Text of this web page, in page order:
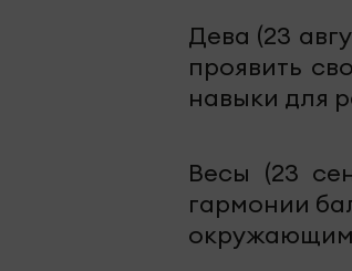
Дева (23
проявить
навыки для
Весы (23
гармонии